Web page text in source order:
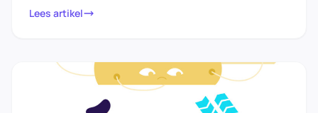
Lees artikel